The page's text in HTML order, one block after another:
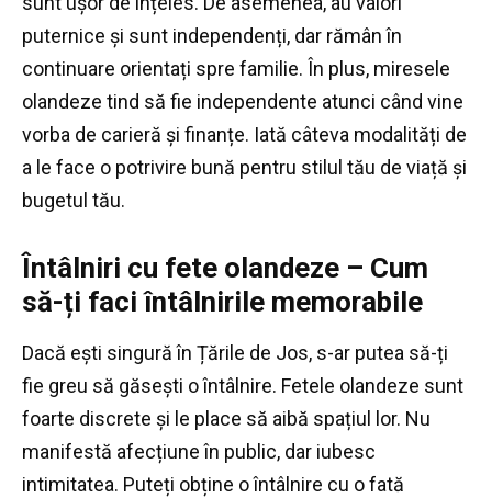
puternice și sunt independenți, dar rămân în
continuare orientați spre familie. În plus, miresele
olandeze tind să fie independente atunci când vine
vorba de carieră și finanțe. Iată câteva modalități de
a le face o potrivire bună pentru stilul tău de viață și
bugetul tău.
Întâlniri cu fete olandeze – Cum
să-ți faci întâlnirile memorabile
Dacă ești singură în Țările de Jos, s-ar putea să-ți
fie greu să găsești o întâlnire. Fetele olandeze sunt
foarte discrete și le place să aibă spațiul lor. Nu
manifestă afecțiune în public, dar iubesc
intimitatea. Puteți obține o întâlnire cu o fată